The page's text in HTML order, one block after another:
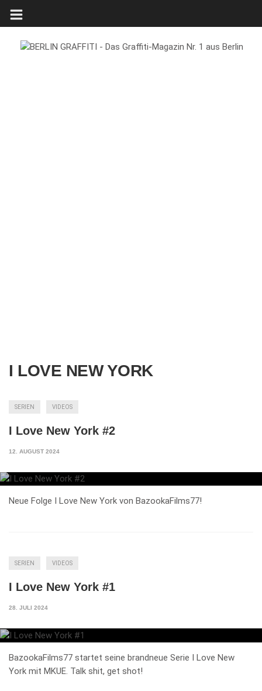
I LOVE NEW YORK
SERIEN VIDEOS
I Love New York #2
12. AUGUST 2024
Neue Folge I Love New York von BazookaFilms77!
SERIEN VIDEOS
I Love New York #1
28. JULI 2024
BazookaFilms77 startet seine brandneue Serie I Love New
York mit MKUE. Talk shit, get shot!